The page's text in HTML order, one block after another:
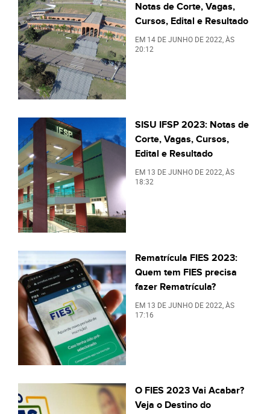
Notas de Corte, Vagas,
Cursos, Edital e Resultado
EM 14 DE JUNHO DE 2022 , ÀS
20:12
SISU IFSP 2023: Notas de
Corte, Vagas, Cursos,
Edital e Resultado
EM 13 DE JUNHO DE 2022, ÀS
18:32
Rematrícula FIES 2023:
Quem tem FIES precisa
fazer Rematrícula?
EM 13 DE JUNHO DE 2022 , ÀS
17:16
O FIES 2023 Vai Acabar?
Veja o Destino do